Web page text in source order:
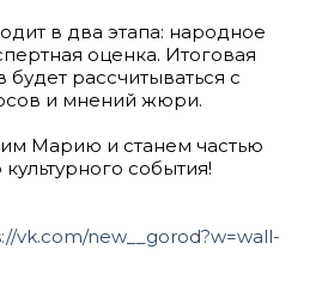
в два этапа: народное
оценка. Итоговая
будет рассчитываться с
и мнений жюри.
Марию и станем частью
события!
vk.com/new__gorod?w=wall-